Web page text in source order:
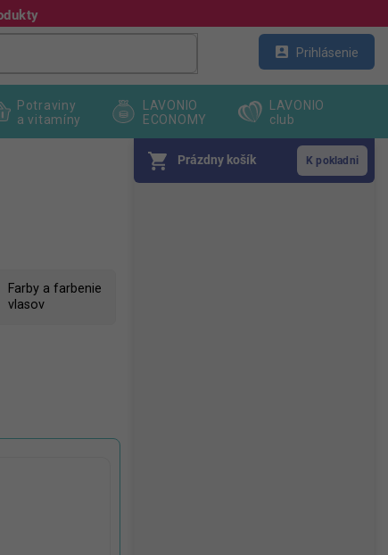
Prihlásenie
Prázdny košík
Potraviny
a vitamíny
LAVONIO
ECONOMY
LAVONIO
club
Farby a farbenie
vlasov